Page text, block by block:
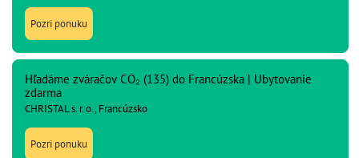
Pozri ponuku
Hľadáme zváračov CO₂ (135) do Francúzska | Ubytovanie
zdarma
CHRISTAL s. r. o., Francúzsko
Pozri ponuku